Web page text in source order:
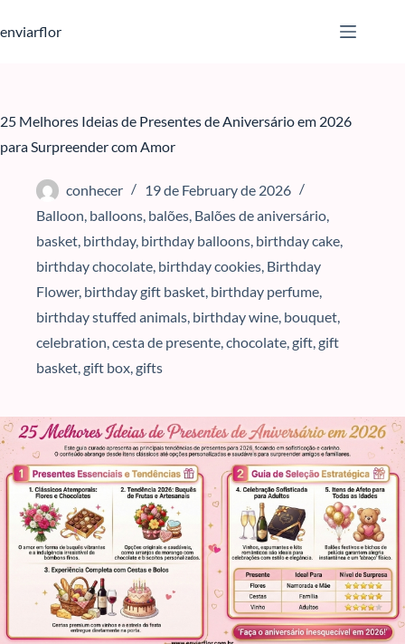
t
o
enviarflor
25 Melhores Ideias de Presentes de Aniversário em 2026
para Surpreender com Amor
conhecer
19 de February de 2026
Balloon, balloons, balões, Balões de aniversário,
basket, birthday, birthday balloons, birthday cake,
birthday chocolate, birthday cookies, Birthday
Flower, birthday gift basket, birthday perfume,
birthday stuffed animals, birthday wine, bouquet,
celebration,cesta de presente,chocolate,gift,gift
basket,gift box,gifts